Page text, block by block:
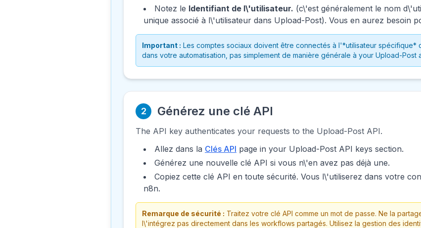
Notez le Identifiant de l\'utilisateur. (c\'est généralement le nom
unique associé à l\'utilisateur dans Upload-Post). Vous en aurez besoin
Important : Les comptes sociaux doivent être connectés à l'*utilisateur
dans votre automatisation, pas simplement de manière générale à your Upload-Post
2 Générez une clé API
The API key authenticates your requests to the Upload-Post API.
Allez dans la Clés API page in your Upload-Post API keys section.
Générez une nouvelle clé API si vous n\'en avez pas déjà une.
Copiez cette clé API en toute sécurité. Vous l\'utiliserez dans votre
n8n.
Remarque de sécurité : Traitez votre clé API comme un mot de passe. Ne la
l\'intégrez pas directement dans les workflows partagés. Utilisez la gestion des